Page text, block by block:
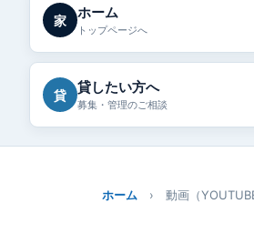
家 ホーム
トップページへ
貸 貸したい方へ
募集・管理のご相談
ホーム › 動画（